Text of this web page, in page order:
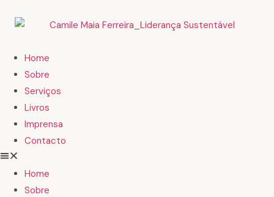
Home
Sobre
Serviços
Livros
Imprensa
Contacto
Home
Sobre